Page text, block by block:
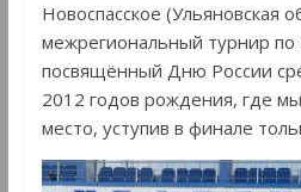
Новоспасское (Ульяновская
межрегиональный турнир по
посвящённый Дню России
2012 годов рождения, где
место, уступив в финале